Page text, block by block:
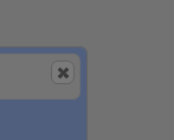
DATA